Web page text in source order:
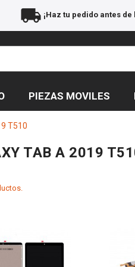
local_shipping ¡Haz tu pedido antes
PIEZAS MOVILES
T510
TAB A 2019